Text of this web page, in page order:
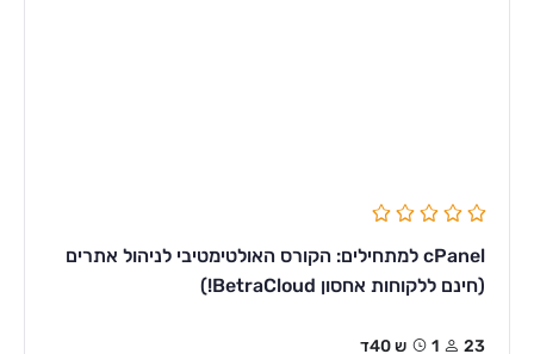
cPanel למתחילים: הקורס האולטימטיבי לניהול אתרים
(חינם ללקוחות אחסון BetraCloud!)
23 1ש 40ד